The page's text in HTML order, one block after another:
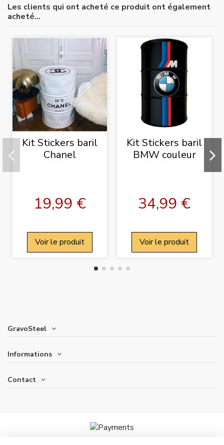
Les clients qui ont acheté ce produit ont également
acheté...
Kit Stickers baril
Chanel
19,99 €
Voir le produit
Kit Stickers baril
BMW couleur
34,99 €
Voir le produit
GravoSteel
Informations
Contact